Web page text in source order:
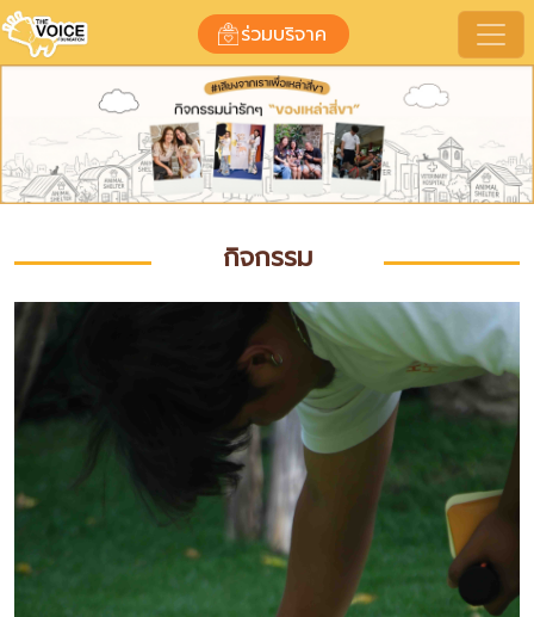
กิจกรรมของมูลนิธิ
ร่วมบริจาค
กิจกรรม